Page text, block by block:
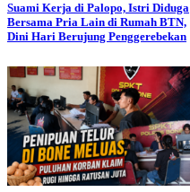
Suami Kerja di Palopo, Istri Diduga
Bersama Pria Lain di Rumah BTN,
Dini Hari Berujung Penggerebekan